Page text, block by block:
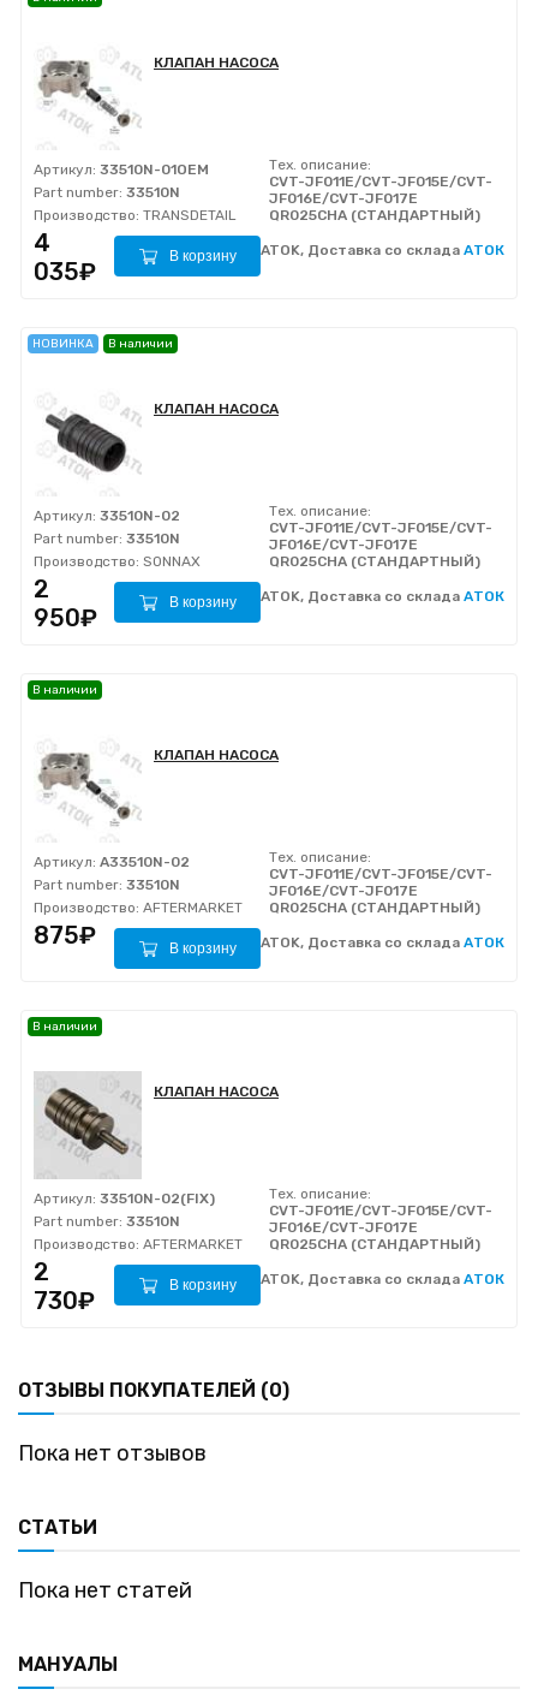
КЛАПАН НАСОСА
Артикул: 33510N-01OEM
Part number: 33510N
Производство: TRANSDETAIL
Тех. описание:
CVT-JF011E/CVT-JF015E/CVT-
JF016E/CVT-JF017E
QR025CHA (СТАНДАРТНЫЙ)
4
035₽
В корзину ATOK, Доставка со склада АТОК
КЛАПАН НАСОСА
Артикул: 33510N-02
Part number: 33510N
Производство: SONNAX
Тех. описание:
CVT-JF011E/CVT-JF015E/CVT-
JF016E/CVT-JF017E
QR025CHA (СТАНДАРТНЫЙ)
НОВИНКА В наличии
2
950₽
В корзину ATOK, Доставка со склада АТОК
КЛАПАН НАСОСА
Артикул: A33510N-02
Part number: 33510N
Производство: AFTERMARKET
Тех. описание:
CVT-JF011E/CVT-JF015E/CVT-
JF016E/CVT-JF017E
QR025CHA (СТАНДАРТНЫЙ)
В наличии
875₽ В корзину ATOK, Доставка со склада АТОК
КЛАПАН НАСОСА
Артикул: 33510N-02(FIX)
Part number: 33510N
Производство: AFTERMARKET
Тех. описание:
CVT-JF011E/CVT-JF015E/CVT-
JF016E/CVT-JF017E
QR025CHA (СТАНДАРТНЫЙ)
В наличии
2
730₽
В корзину ATOK, Доставка со склада АТОК
ОТЗЫВЫ ПОКУПАТЕЛЕЙ (0)
Пока нет отзывов
СТАТЬИ
Пока нет статей
МАНУАЛЫ